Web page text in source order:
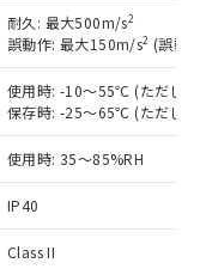
耐久: 最大500m/s2
誤動作: 最大150m/s2 (誤動
使用時: -10～55℃ (ただし
保存時: -25～65℃ (ただし
使用時: 35～85%RH
IP40
Class II
くもので
の中には、
商品もある
会結果は、
の社内デー
であり、閲
庫および標
ことをご
物で、有
す。
品として
場合などや
。
以下、 カド
化ビフェニル
国RoHSの
す。
国RoHSの
す。
部門へお問
うち、外国
める商品
う）を輸出
合は、日本
務取引許
手続きを